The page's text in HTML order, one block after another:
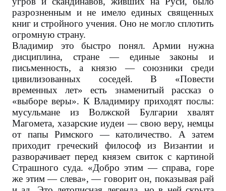
разрозненным и не имело единых священных
книг и стройного учения. Оно не могло сплотить
огромную страну.
Владимир это быстро понял. Армии нужна
дисциплина, стране — единые законы и
письменность, а князю — союзники среди
цивилизованных соседей. В «Повести
временных лет» есть знаменитый рассказ о
«выборе веры». К Владимиру приходят послы:
мусульмане из Волжской Булгарии хвалят
Магомета, хазарские иудеи — свою веру, немцы
от папы Римского — католичество. А затем
приходит греческий философ из Византии и
разворачивает перед князем свиток с картиной
Страшного суда. «Добро этим — справа, горе
же этим — слева», — говорит он, показывая рай